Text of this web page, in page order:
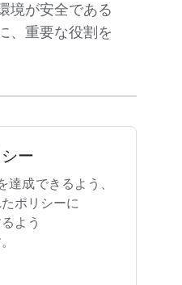
境が​安全である​
、​重要な​役割を​
ー
成できるよう、​
ポリシーに​
よう​